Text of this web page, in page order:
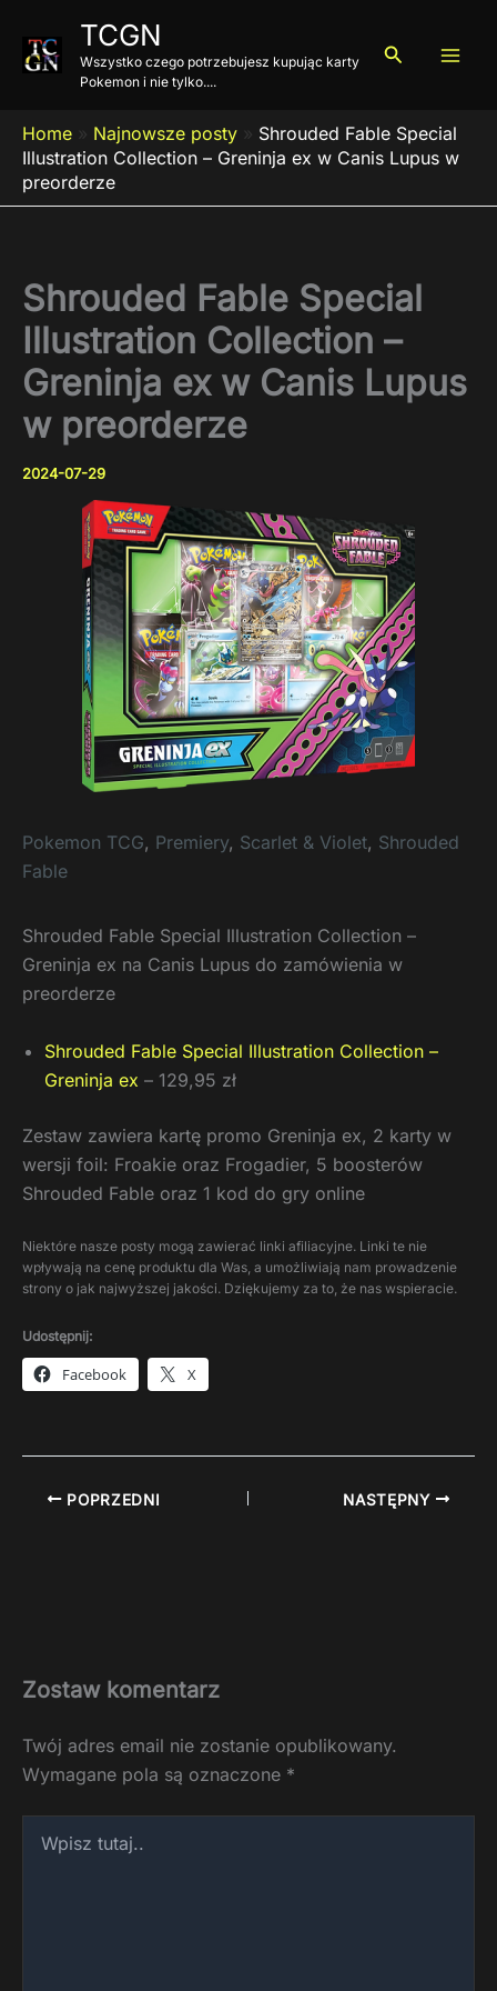
treści
TCGN
Wszystko czego potrzebujesz kupując karty
Pokemon i nie tylko....
Szukaj
Home » Najnowsze posty » Shrouded Fable Special
Illustration Collection – Greninja ex w Canis Lupus w
preorderze
Shrouded Fable Special
Illustration Collection –
Greninja ex w Canis Lupus
w preorderze
2024-07-29
Pokemon TCG, Premiery, Scarlet & Violet, Shrouded
Fable
Shrouded Fable Special Illustration Collection –
Greninja ex na Canis Lupus do zamówienia w
preorderze
Shrouded Fable Special Illustration Collection –
Greninja ex – 129,95 zł
Zestaw zawiera kartę promo Greninja ex, 2 karty w
wersji foil: Froakie oraz Frogadier, 5 boosterów
Shrouded Fable oraz 1 kod do gry online
Niektóre nasze posty mogą zawierać linki afiliacyjne. Linki te nie
wpływają na cenę produktu dla Was, a umożliwiają nam prowadzenie
strony o jak najwyższej jakości. Dziękujemy za to, że nas wspieracie.
Udostępnij:
Facebook X
POPRZEDNI NASTĘPNY
Zostaw komentarz
Twój adres email nie zostanie opublikowany.
Wymagane pola są oznaczone *
tutaj..